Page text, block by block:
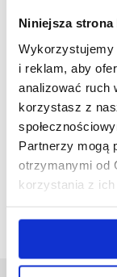
Niniejsza
Wykorzystujemy
i reklam, aby
analizować ruch
korzystasz z
Partnerzy mogą
otrzymanymi od
korzystania z ich
21.02.2017 -
w Rzeszowie